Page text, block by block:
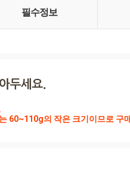
필수정보
60~110g의 작은 크기이므로 구